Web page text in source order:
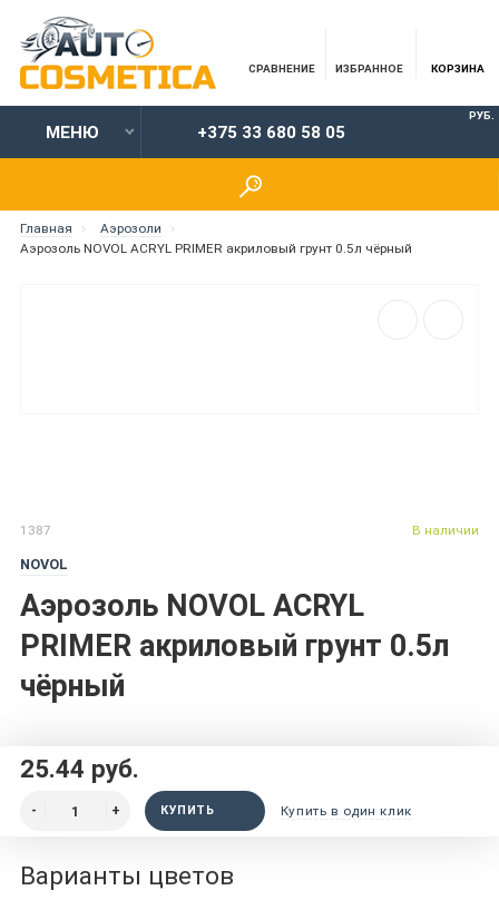
СРАВНЕНИЕ ИЗБРАННОЕ КОРЗИНА
МЕНЮ +375 33 680 58 05
РУБ.
Главная
Аэрозоли
Аэрозоль NOVOL ACRYL PRIMER акриловый грунт 0.5л чёрный
1387
NOVOL
Аэрозоль NOVOL ACRYL
PRIMER акриловый грунт 0.5л
чёрный
В наличии
25.44 руб.
КУПИТЬ Купить в один клик
Варианты цветов